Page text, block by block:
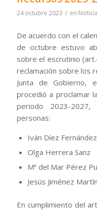
24 octubre 2023 / en
De acuerdo con el
de octubre estuvo
sobre el escrutinio
reclamación sobre los
Junta de Gobierno,
procedió a proclamar
periodo 2023-
personas:
Iván Díez Fernández
Olga Herrera Sanz
Mª del Mar Pérez
Jesús Jiménez
En cumplimiento del